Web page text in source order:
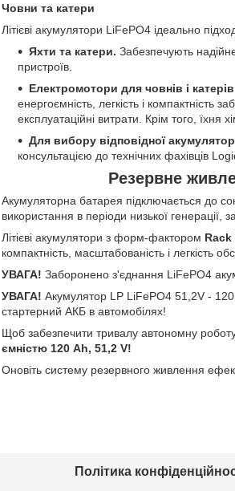
Човни та катери
Літієві акумулятори LiFePO4 ідеально
Яхти та катери. Забезпечують
пристроїв.
Електромотори для човнів і
енергоємність, легкість і
експлуатаційні витрати. Крім того, їхня
Для вибору відповідної
консультацією до технічних фахівців
Резервне
Акумуляторна батарея підключається до
використання в періоди низької
Літієві акумулятори з форм-фактором Rack
компактність, масштабованість і легкість
УВАГА! Заборонено з'єднання LiFePO4
УВАГА! Акумулятор LP LiFePO4 51,2V -
стартерний АКБ в автомобілях!
Щоб забезпечити тривалу автономну
ємністю 120 Ah, 51,2 V!
Оновіть систему резервного живлення
Політика